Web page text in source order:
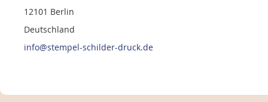
12101 Berlin
Deutschland
info@stempel-schilder-druck.de